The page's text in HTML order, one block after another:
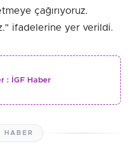
çağırıyoruz.
ifadelerine yer verildi.
: İGF Haber
HABER